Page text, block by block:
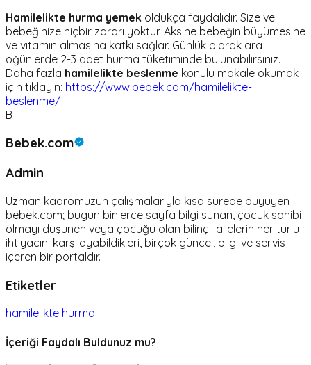
Hamilelikte hurma yemek oldukça faydalıdır. Size ve
bebeğinize hiçbir zararı yoktur. Aksine bebeğin büyümesine
ve vitamin almasına katkı sağlar. Günlük olarak ara
öğünlerde 2-3 adet hurma tüketiminde bulunabilirsiniz.
Daha fazla hamilelikte beslenme konulu makale okumak
için tıklayın: https://www.bebek.com/hamilelikte-
beslenme/
B
Bebek.com
Admin
Uzman kadromuzun çalışmalarıyla kısa sürede büyüyen
bebek.com; bugün binlerce sayfa bilgi sunan, çocuk sahibi
olmayı düşünen veya çocuğu olan bilinçli ailelerin her türlü
ihtiyacını karşılayabildikleri, birçok güncel, bilgi ve servis
içeren bir portaldır.
Etiketler
hamilelikte hurma
İçeriği Faydalı Buldunuz mu?